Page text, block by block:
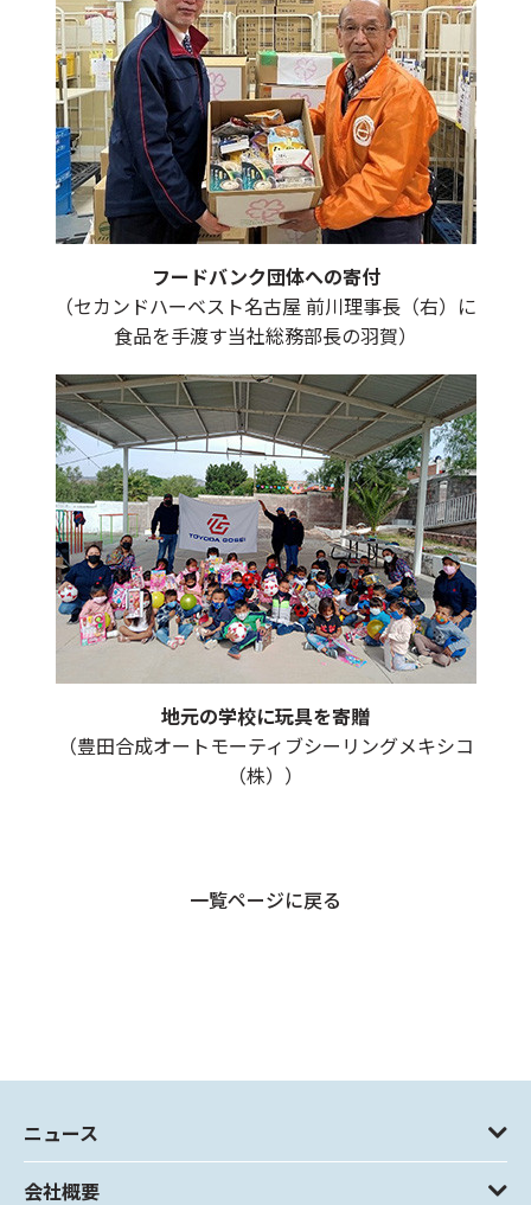
フードバンク団体への寄付
（セカンドハーベスト名古屋 前川理事長（右）に
食品を手渡す当社総務部長の羽賀）
地元の学校に玩具を寄贈
（豊田合成オートモーティブシーリングメキシコ
（株））
一覧ページに戻る
ニュース
会社概要